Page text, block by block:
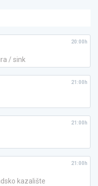
/ sink
20:00h
21:00h
21:00h
kazalište
21:00h